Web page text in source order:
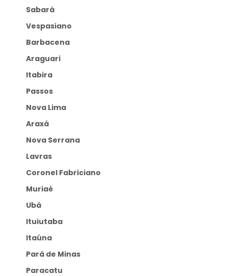
Sabará
Vespasiano
Barbacena
Araguari
Itabira
Passos
Nova Lima
Araxá
Nova Serrana
Lavras
Coronel Fabriciano
Muriaé
Ubá
Ituiutaba
Itaúna
Pará de Minas
Paracatu